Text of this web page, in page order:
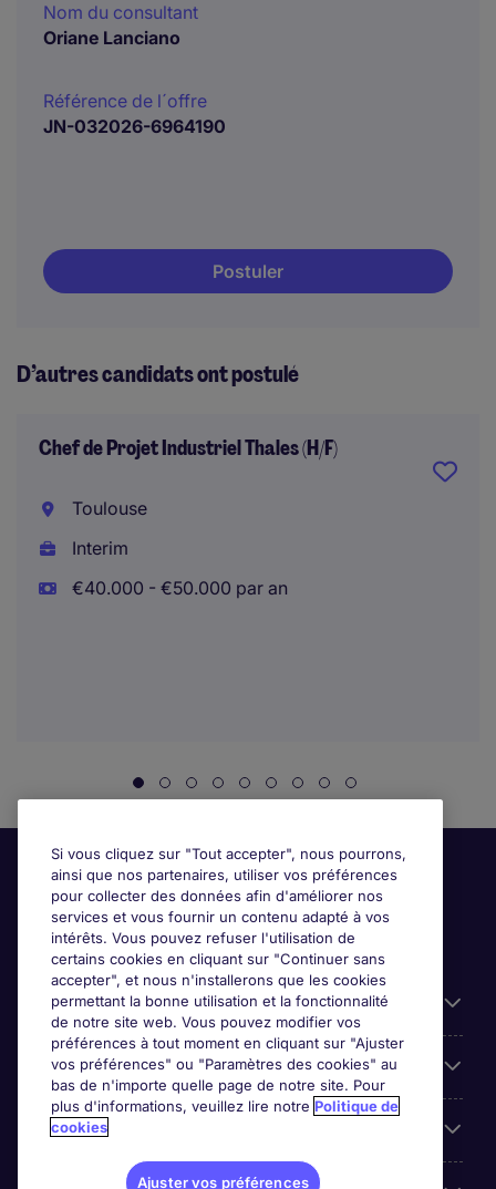
Nom du consultant
Oriane Lanciano
Référence de l´offre
JN-032026-6964190
Postuler
D’autres candidats ont postulé
Chef de Projet Industriel Thales (H/F)
Toulouse
Interim
€40.000 - €50.000 par an
Candidats
Entreprises
Contact
Si vous cliquez sur "Tout accepter", nous pourrons,
ainsi que nos partenaires, utiliser vos préférences
pour collecter des données afin d'améliorer nos
services et vous fournir un contenu adapté à vos
intérêts. Vous pouvez refuser l'utilisation de
certains cookies en cliquant sur "Continuer sans
accepter", et nous n'installerons que les cookies
permettant la bonne utilisation et la fonctionnalité
de notre site web. Vous pouvez modifier vos
préférences à tout moment en cliquant sur "Ajuster
vos préférences" ou "Paramètres des cookies" au
bas de n'importe quelle page de notre site. Pour
plus d'informations, veuillez lire notre Politique de
cookies
Ajuster vos préférences